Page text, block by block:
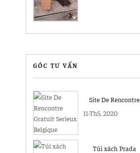
GÓC TƯ VẤN
Site De Rencontre
Gratuit Serieux
11-Th5, 2020
Túi xách Prada